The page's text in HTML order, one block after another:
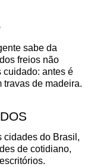
sabe da
freios não
cuidado: antes é
travas de madeira.
cidades do Brasil,
de cotidiano,